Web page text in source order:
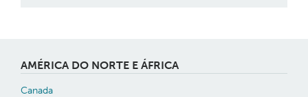
AMÉRICA DO NORTE E ÁFRICA
Canada